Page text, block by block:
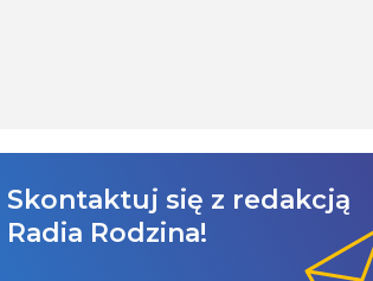
Skontaktuj się z redakcją
Radia Rodzina!